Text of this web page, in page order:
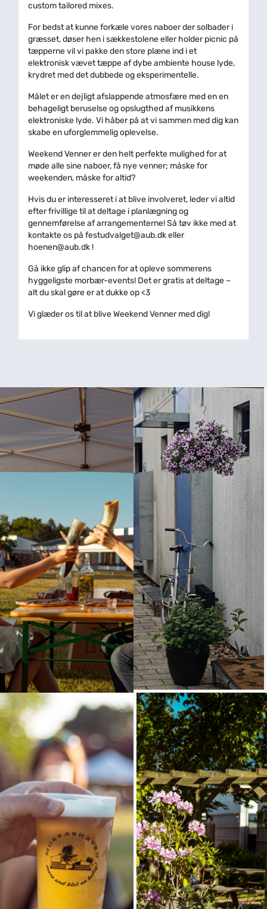
custom tailored mixes.
For bedst at kunne forkæle vores naboer der solbader i
græsset, døser hen i sækkestolene eller holder picnic på
tæpperne vil vi pakke den store plæne ind i et
elektronisk vævet tæppe af dybe ambiente house lyde,
krydret med det dubbede og eksperimentelle.
Målet er en dejligt afslappende atmosfære med en en
behageligt beruselse og opslugthed af musikkens
elektroniske lyde. Vi håber på at vi sammen med dig kan
skabe en uforglemmelig oplevelse.
Weekend Venner er den helt perfekte mulighed for at
møde alle sine naboer, få nye venner; måske for
weekenden, måske for altid?
Hvis du er interesseret i at blive involveret, leder vi altid
efter frivillige til at deltage i planlægning og
gennemførelse af arrangementerne! Så tøv ikke med at
kontakte os på festudvalget@aub.dk eller
hoenen@aub.dk !
Gå ikke glip af chancen for at opleve sommerens
hyggeligste morbær-events! Det er gratis at deltage –
alt du skal gøre er at dukke op <3
Vi glæder os til at blive Weekend Venner med dig!